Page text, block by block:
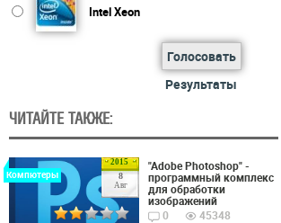
Intel Xeon
Голосовать
Результаты
ЧИТАЙТЕ ТАКЖЕ:
2015
8
Авг
Компютеры
"Adobe Photoshop" -
программный комплекс
для обработки
изображений
0
45348